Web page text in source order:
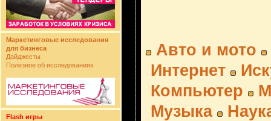
Маркетинговые исследования
для бизнеса
Дайджесты
Полезное об исследованиях
Flash игры
Авто и мото
Интернет
Компьютер
Музыка